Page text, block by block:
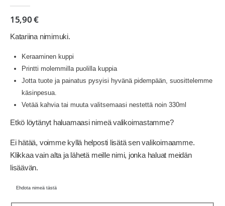
15,90€
Katariina nimimuki.
Keraaminen kuppi
Printti molemmilla puolilla kuppia
Jotta tuote ja painatus pysyisi hyvänä pidempään, suosittelemme
käsinpesua.
Vetää kahvia tai muuta valitsemaasi nestettä noin 330ml
Etkö löytänyt haluamaasi nimeä valikoimastamme?
Ei hätää, voimme kyllä helposti lisätä sen valikoimaamme.
Klikkaa vain alta ja lähetä meille nimi, jonka haluat meidän
lisäävän.
Ehdota nimeä tästä